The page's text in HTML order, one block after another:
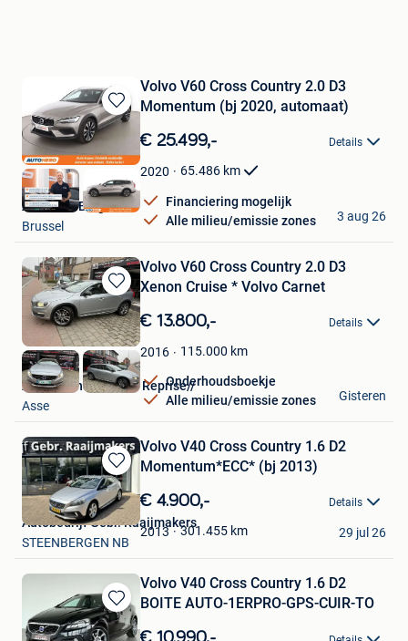
Bewaren
in
Favorieten
Volvo V60 Cross Country 2.0 D3
Momentum (bj 2020, automaat)
€ 25.499,- Details
2020 65.486 km
Financiering mogelijk
Alle milieu/emissie zones
Autohero België
Brussel
3 aug 26
Bewaren
in
Mijn
Favorieten
Volvo V60 Cross Country 2.0 D3
Xenon Cruise * Volvo Carnet
€ 13.800,- Details
2016 115.000 km
Onderhoudsboekje
Alle milieu/emissie zones
AUTO/Achat Vendre Reprise//
Asse
Gisteren
Bewaren
in
Mijn
Favorieten
Volvo V40 Cross Country 1.6 D2
Momentum*ECC* (bj 2013)
€ 4.900,- Details
2013 301.455 km
Autobedrijf Gebr. Raaijmakers
STEENBERGEN NB
29 jul 26
Bewaren
in
Volvo V40 Cross Country 1.6 D2
BOITE AUTO-1ERPRO-GPS-CUIR-TO